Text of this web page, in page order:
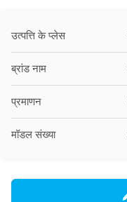
उत्पत्ति के प्लेस
ब्रांड नाम
प्रमाणन
मॉडल संख्या